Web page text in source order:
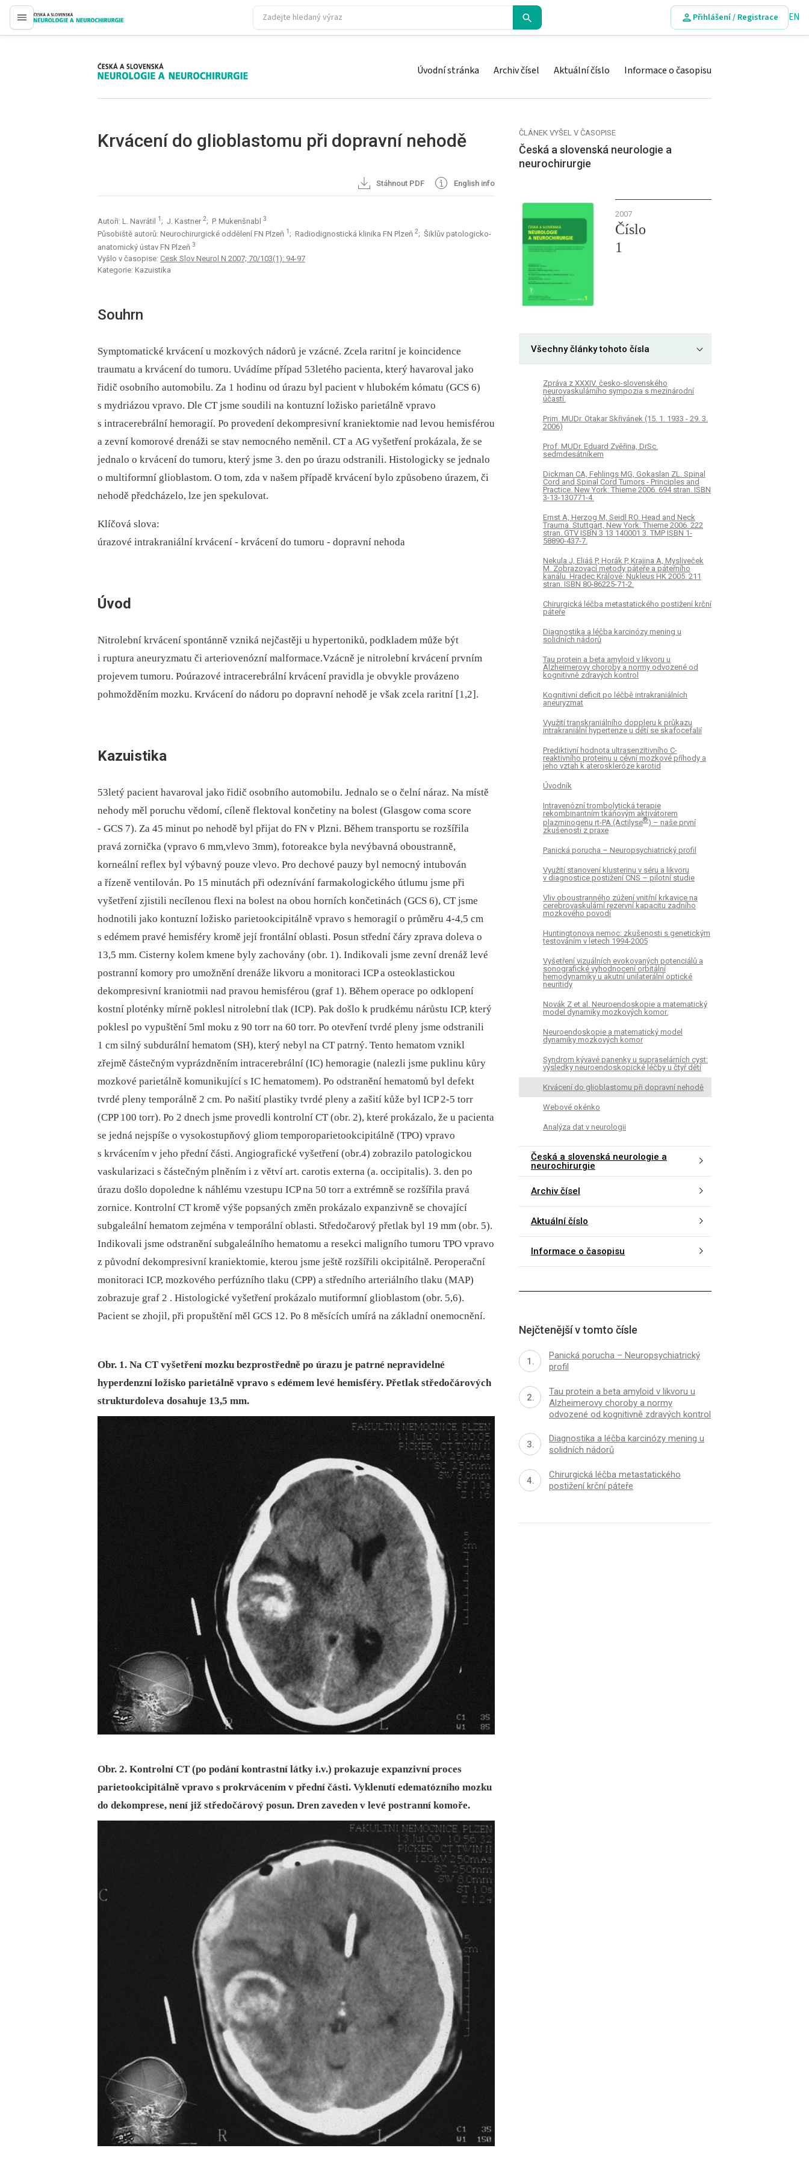
proLékaře.cz
Přihlášení / Registrace EN
proLékaře.cz Úvodní stránka Archiv čísel Aktuální číslo Informace o časopisu
Krvácení do glioblastomu při dopravní nehodě
Stáhnout PDF English info
Autoři: L. Navrátil 1 ; J. Kastner 2; P. Mukenšnabl 3
Působiště autorů: Neurochirurgické oddělení FN Plzeň 1 ; Radiodignostická klinika FN Plzeň 2; Šiklův patologicko-
anatomický ústav FN Plzeň 3
Vyšlo v časopise: Cesk Slov Neurol N 2007; 70/103(1): 94-97
Kategorie: Kazuistika
Souhrn
Symptomatické krvácení u mozkových nádorů je vzácné. Zcela raritní je koincidence
traumatu a krvácení do tumoru. Uvádíme případ 53letého pacienta, který havaroval jako
řidič osobního automobilu. Za 1 hodinu od úrazu byl pacient v hlubokém kómatu (GCS 6)
s mydriázou vpravo. Dle CT jsme soudili na kontuzní ložisko parietálně vpravo
s intracerebrální hemoragií. Po provedení dekompresivní kraniektomie nad levou hemisférou
a zevní komorové drenáži se stav nemocného neměnil. CT a AG vyšetření prokázala, že se
jednalo o krvácení do tumoru, který jsme 3. den po úrazu odstranili. Histologicky se jednalo
o multiformní glioblastom. O tom, zda v našem případě krvácení bylo způsobeno úrazem, či
nehodě předcházelo, lze jen spekulovat.
Klíčová slova:
úrazové intrakraniální krvácení -⁠ krvácení do tumoru -⁠ dopravní nehoda
Úvod
Nitrolební krvácení spontánně vzniká nejčastěji u hypertoniků, podkladem může být
i ruptura aneuryzmatu či arteriovenózní malformace.Vzácně je nitrolební krvácení prvním
projevem tumoru. Poúrazové intracerebrální krvácení pravidla je obvykle provázeno
pohmožděním mozku. Krvácení do nádoru po dopravní nehodě je však zcela raritní [1,2].
Kazuistika
53letý pacient havaroval jako řidič osobního automobilu. Jednalo se o čelní náraz. Na místě
nehody měl poruchu vědomí, cíleně flektoval končetiny na bolest (Glasgow coma score
-⁠ GCS 7). Za 45 minut po nehodě byl přijat do FN v Plzni. Během transportu se rozšířila
pravá zornička (vpravo 6 mm,vlevo 3mm), fotoreakce byla nevýbavná oboustranně,
korneální reflex byl výbavný pouze vlevo. Pro dechové pauzy byl nemocný intubován
a řízeně ventilován. Po 15 minutách při odeznívání farmakologického útlumu jsme při
vyšetření zjistili necílenou flexi na bolest na obou horních končetinách (GCS 6), CT jsme
hodnotili jako kontuzní ložisko parietookcipitálně vpravo s hemoragií o průměru 4-4,5 cm
s edémem pravé hemisféry kromě její frontální oblasti. Posun střední čáry zprava doleva o
13,5 mm. Cisterny kolem kmene byly zachovány (obr. 1). Indikovali jsme zevní drenáž levé
postranní komory pro umožnění drenáže likvoru a monitoraci ICP a osteoklastickou
dekompresivní kraniotmii nad pravou hemisférou (graf 1). Během operace po odklopení
kostní ploténky mírně poklesl nitrolební tlak (ICP). Pak došlo k prudkému nárůstu ICP, který
poklesl po vypuštění 5ml moku z 90 torr na 60 torr. Po otevření tvrdé pleny jsme odstranili
1 cm silný subdurální hematom (SH), který nebyl na CT patrný. Tento hematom vznikl
zřejmě částečným vyprázdněním intracerebrální (IC) hemoragie (nalezli jsme puklinu kůry
mozkové parietálně komunikující s IC hematomem). Po odstranění hematomů byl defekt
tvrdé pleny temporálně 2 cm. Po našití plastiky tvrdé pleny a zašití kůže byl ICP 2-5 torr
(CPP 100 torr). Po 2 dnech jsme provedli kontrolní CT (obr. 2), které prokázalo, že u pacienta
se jedná nejspíše o vysokostupňový gliom temporoparietookcipitálně (TPO) vpravo
s krvácením v jeho přední části. Angiografické vyšetření (obr.4) zobrazilo patologickou
vaskularizaci s částečným plněním i z větví art. carotis externa (a. occipitalis). 3. den po
úrazu došlo dopoledne k náhlému vzestupu ICP na 50 torr a extrémně se rozšířila pravá
zornice. Kontrolní CT kromě výše popsaných změn prokázalo expanzivně se chovající
subgaleální hematom zejména v temporální oblasti. Středočarový přetlak byl 19 mm (obr. 5).
Indikovali jsme odstranění subgaleálního hematomu a resekci maligního tumoru TPO vpravo
z původní dekompresivní kraniektomie, kterou jsme ještě rozšířili okcipitálně. Peroperační
monitoraci ICP, mozkového perfúzního tlaku (CPP) a středního arteriálního tlaku (MAP)
zobrazuje graf 2 . Histologické vyšetření prokázalo mutiformní glioblastom (obr. 5,6).
Pacient se zhojil, při propuštění měl GCS 12. Po 8 měsících umírá na základní onemocnění.
Obr. 1. Na CT vyšetření mozku bezprostředně po úrazu je patrné nepravidelné
hyperdenzní ložisko parietálně vpravo s edémem levé hemisféry. Přetlak středočárových
strukturdoleva dosahuje 13,5 mm.
Obr. 2. Kontrolní CT (po podání kontrastní látky i.v.) prokazuje expanzivní proces
parietookcipitálně vpravo s prokrvácením v přední části. Vyklenutí edematózního mozku
do dekomprese, není již středočárový posun. Dren zaveden v levé postranní komoře.
ČLÁNEK VYŠEL V ČASOPISE
Česká a slovenská neurologie a
neurochirurgie
2007
Číslo
1
Všechny články tohoto čísla
Zpráva z XXXIV. česko-slovenského
neurovaskulárního sympozia s mezinárodní
účastí.
Prim. MUDr. Otakar Skřivánek (15. 1. 1933 - 29. 3.
2006)
Prof. MUDr. Eduard Zvěřina, DrSc.
sedmdesátníkem
Dickman CA, Fehlings MG, Gokaslan ZL. Spinal
Cord and Spinal Cord Tumors - Principles and
Practice. New York: Thieme 2006. 694 stran. ISBN
3-13-130771-4.
Ernst A, Herzog M, Seidl RO. Head and Neck
Trauma. Stuttgart, New York: Thieme 2006. 222
stran. GTV ISBN 3 13 140001 3. TMP ISBN 1-
58890-437-7.
Nekula J, Eliáš P, Horák P, Krajina A, Mysliveček
M. Zobrazovací metody páteře a páteřního
kanálu. Hradec Králové: Nukleus HK 2005. 211
stran. ISBN 80-86225-71-2.
Chirurgická léčba metastatického postižení krční
páteře
Diagnostika a léčba karcinózy mening u
solidních nádorů
Tau protein a beta amyloid v likvoru u
Alzheimerovy choroby a normy odvozené od
kognitivně zdravých kontrol
Kognitivní deficit po léčbě intrakraniálních
aneuryzmat
Využití transkraniálního doppleru k průkazu
intrakraniální hypertenze u dětí se skafocefalií
Prediktivní hodnota ultrasenzitivního C-
reaktivního proteinu u cévní mozkové příhody a
jeho vztah k ateroskleróze karotid
Úvodník
Intravenózní trombolytická terapie
rekombinantním tkáňovým aktivátorem
plazminogenu rt-PA (Actilyse®) – naše první
zkušenosti z praxe
Panická porucha – Neuropsychiatrický profil
Využití stanovení klusterinu v séru a likvoru
v diagnostice postižení CNS – pilotní studie
Vliv oboustranného zúžení vnitřní krkavice na
cerebrovaskulární rezervní kapacitu zadního
mozkového povodí
Huntingtonova nemoc: zkušenosti s genetickým
testováním v letech 1994-2005
Vyšetření vizuálních evokovaných potenciálů a
sonografické vyhodnocení orbitální
hemodynamiky u akutní unilaterální optické
neuritidy
Novák Z et al. Neuroendoskopie a matematický
model dynamiky mozkových komor.
Neuroendoskopie a matematický model
dynamiky mozkových komor
Syndrom kývavé panenky u supraselárních cyst:
výsledky neuroendoskopické léčby u čtyř dětí
Krvácení do glioblastomu při dopravní nehodě
Webové okénko
Analýza dat v neurologii
Česká a slovenská neurologie a
neurochirurgie
Archiv čísel
Aktuální číslo
Informace o časopisu
Nejčtenější v tomto čísle
Panická porucha – Neuropsychiatrický
profil
Tau protein a beta amyloid v likvoru u
Alzheimerovy choroby a normy
odvozené od kognitivně zdravých kontrol
Diagnostika a léčba karcinózy mening u
solidních nádorů
Chirurgická léčba metastatického
postižení krční páteře